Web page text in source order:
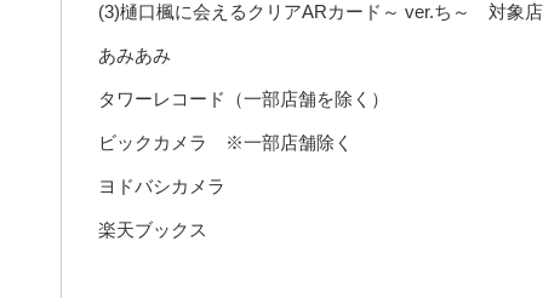
(3)樋口楓に会えるクリアARカード～ ver.ち～ 対象
あみあみ
タワーレコード（一部店舗を除く）
ビックカメラ ※一部店舗除く
ヨドバシカメラ
楽天ブックス